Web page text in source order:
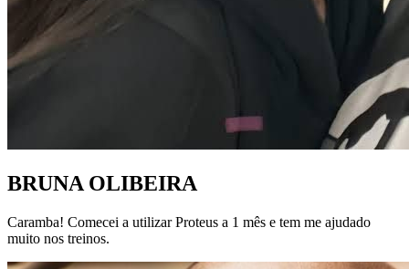
BRUNA OLIBEIRA
Caramba! Comecei a utilizar Proteus a 1 mês e tem me ajudado
muito nos treinos.